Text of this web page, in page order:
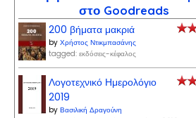
στο Goodreads
200 βήματα μακριά
by Χρήστος Ντικμπασάνης
tagged: εκδόσεις-κέφαλος
Λογοτεχνικό Ημερολόγιο
2019
by Βασιλική Δραγούνη